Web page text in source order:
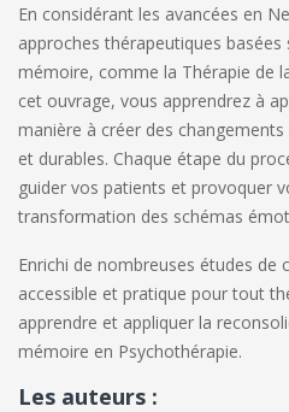
En considérant les avancées en
approches thérapeutiques
mémoire, comme la Thérapie de
cet ouvrage, vous apprendrez à
manière à créer des
et durables. Chaque étape du
guider vos patients et provoquer
transformation des schémas
Enrichi de nombreuses études de
accessible et pratique pour tout
apprendre et appliquer la
mémoire en Psychothérapie.
Les auteurs :